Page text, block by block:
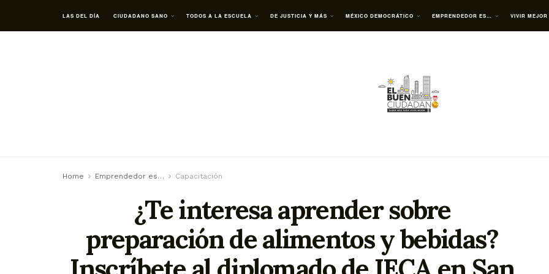
LAS DEL DÍA CIUDADANO SANO TODOS A LA ESCUELA DE JUSTICIA Y MÁS MÉXICO DEMOCRÁTICO EMPRENDEDOR ES… VIVIR MEJOR
Home Emprendedor es… Capacitación
¿Te interesa aprender sobre
preparación de alimentos y bebidas?